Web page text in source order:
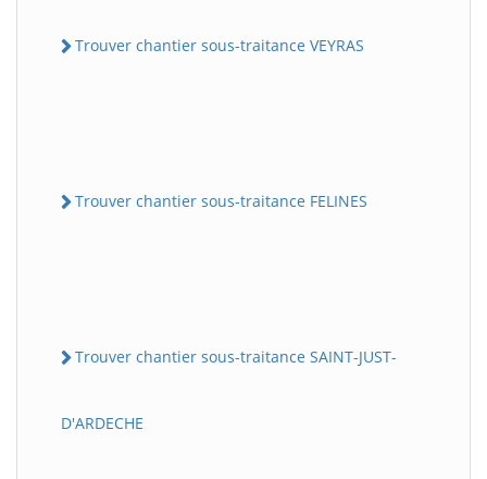
Trouver chantier sous-traitance VEYRAS
Trouver chantier sous-traitance FELINES
Trouver chantier sous-traitance SAINT-JUST-
D'ARDECHE